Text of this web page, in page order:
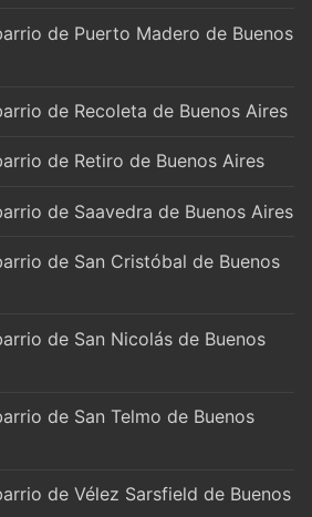
de Puerto Madero de Buenos
de Recoleta de Buenos Aires
de Retiro de Buenos Aires
de Saavedra de Buenos Aires
de San Cristóbal de Buenos
de San Nicolás de Buenos
de San Telmo de Buenos
de Vélez Sarsfield de Buenos